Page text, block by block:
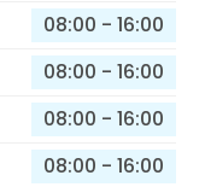
08:00 - 16:00
08:00 - 16:00
08:00 - 16:00
08:00 - 16:00